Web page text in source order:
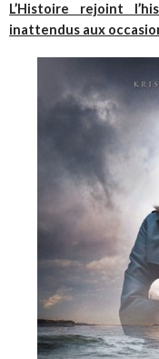
L’Histoire rejoint
inattendus aux